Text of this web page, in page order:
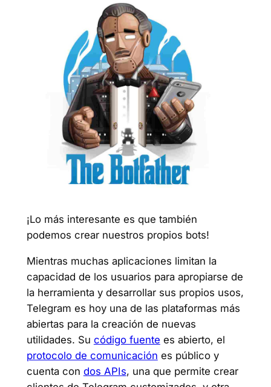
¡Lo más interesante es que también
podemos crear nuestros propios bots!
Mientras muchas aplicaciones limitan la
capacidad de los usuarios para apropiarse de
la herramienta y desarrollar sus propios usos,
Telegram es hoy una de las plataformas más
abiertas para la creación de nuevas
utilidades. Su código fuente es abierto, el
protocolo de comunicación es público y
cuenta con dos APIs, una que permite crear